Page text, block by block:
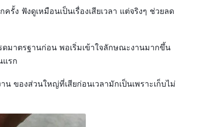
รั้ง ฟังดูเหมือนเป็นเรื่องเสียเวลา แต่จริงๆ ช่วยลด
มาตรฐานก่อน พอเริ่มเข้าใจลักษณะงานมากขึ้น
แรก
ของส่วนใหญ่ที่เสียก่อนเวลามักเป็นเพราะเก็บไม่